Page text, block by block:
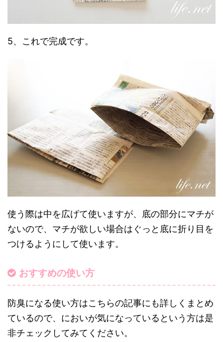
5、これで完成です。
使う際は中を広げて使いますが、底の部分にマチが
ないので、マチが欲しい場合はぐっと底に折り目を
つけるようにして使います。
おすすめの使い方
防臭になる使い方はこちらの記事にも詳しくまとめ
ているので、においが気になっているという方は是
非チェックしてみてください。